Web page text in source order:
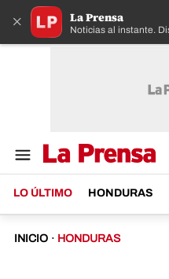
× La Prensa
Noticias al instante.
LO ÚLTIMO HONDURAS
INICIO · HONDURAS